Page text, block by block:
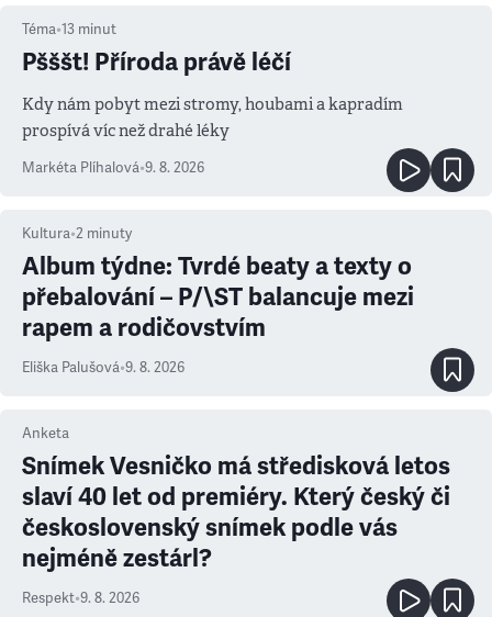
Téma•13 minut
Pšššt! Příroda právě léčí
Kdy nám pobyt mezi stromy, houbami a kapradím
prospívá víc než drahé léky
Markéta Plíhalová•9. 8. 2026
Kultura•2 minuty
Album týdne: Tvrdé beaty a texty o
přebalování – P/\ST balancuje mezi
rapem a rodičovstvím
Eliška Palušová•9. 8. 2026
Anketa
Snímek Vesničko má středisková letos
slaví 40 let od premiéry. Který český či
československý snímek podle vás
nejméně zestárl?
Respekt•9. 8. 2026